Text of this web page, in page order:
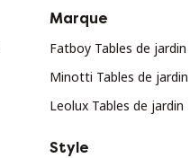
Marque
Fatboy Tables de jardin
Minotti Tables de jardin
Leolux Tables de jardin
Style